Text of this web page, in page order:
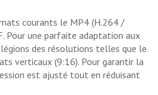
courants le MP4 (H.264 /
Pour une parfaite adaptation aux
des résolutions telles que le
verticaux (9:16). Pour garantir la
est ajusté tout en réduisant